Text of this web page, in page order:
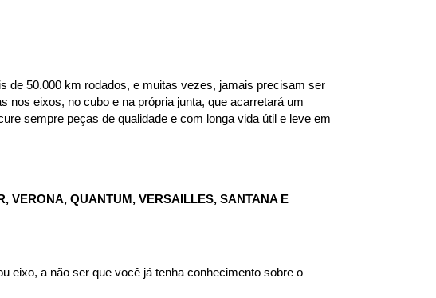
de 50.000 km rodados, e muitas vezes, jamais precisam ser
eixos, no cubo e na própria junta, que acarretará um
sempre peças de qualidade e com longa vida útil e leve em
VERONA, QUANTUM, VERSAILLES, SANTANA E
eixo, a não ser que você já tenha conhecimento sobre o